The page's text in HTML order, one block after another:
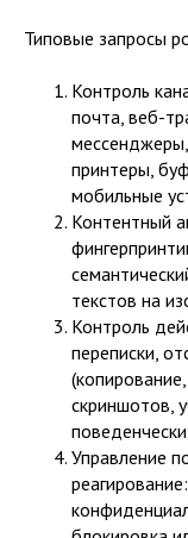
Типовые запросы
Контроль
почта, веб-
принтеры,
мобильные
Контентный
текстов на
Контроль
переписки,
скриншотов,
Управление